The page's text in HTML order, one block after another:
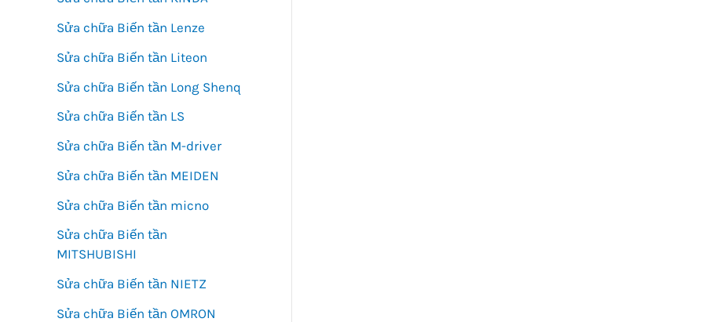
Sửa chữa Biến tần Lenze
Sửa chữa Biến tần Liteon
Sửa chữa Biến tần Long Shenq
Sửa chữa Biến tần LS
Sửa chữa Biến tần M-driver
Sửa chữa Biến tần MEIDEN
Sửa chữa Biến tần micno
Sửa chữa Biến tần
MITSHUBISHI
Sửa chữa Biến tần NIETZ
Sửa chữa Biến tần OMRON